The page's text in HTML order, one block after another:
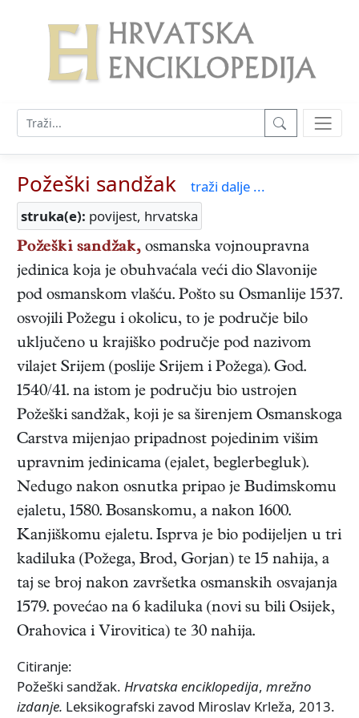
Požeški sandžak
traži dalje ...
struka(e): povijest, hrvatska
Požeški sandžak, osmanska vojnoupravna
jedinica koja je obuhvaćala veći dio Slavonije
pod osmanskom vlašću. Pošto su Osmanlije 1537.
osvojili Požegu i okolicu, to je područje bilo
uključeno u krajiško područje pod nazivom
vilajet Srijem (poslije Srijem i Požega). God.
1540/41. na istom je području bio ustrojen
Požeški sandžak, koji je sa širenjem Osmanskoga
Carstva mijenjao pripadnost pojedinim višim
upravnim jedinicama (ejalet, beglerbegluk).
Nedugo nakon osnutka pripao je Budimskomu
ejaletu, 1580. Bosanskomu, a nakon 1600.
Kanjiškomu ejaletu. Isprva je bio podijeljen u tri
kadiluka (Požega, Brod, Gorjan) te 15 nahija, a
taj se broj nakon završetka osmanskih osvajanja
1579. povećao na 6 kadiluka (novi su bili Osijek,
Orahovica i Virovitica) te 30 nahija.
Citiranje:
Požeški sandžak. Hrvatska enciklopedija, mrežno
izdanje. Leksikografski zavod Miroslav Krleža, 2013.